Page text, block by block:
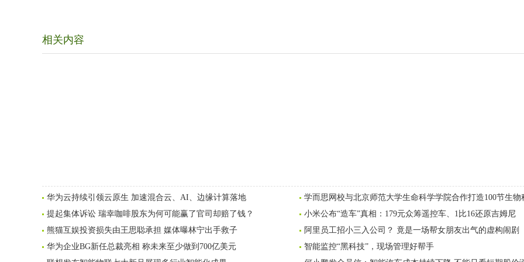
相关内容
华为云持续引领云原生 加速混合云、AI、边缘计算落地
学而思网校与北京师范大学生命科学学院合作打造100节生物
提起集体诉讼 瑞幸咖啡股东为何可能赢了官司却赔了钱？
小米公布“造车”真相：179元众筹遥控车、1比16还原吉姆尼
熊猫互娱投资损失由王思聪承担 媒体曝林宁出手救子
阿里员工招小三入公司？ 竟是一场帮女朋友出气的虚构闹剧
华为企业BG新任总裁亮相 称未来至少做到700亿美元
智能监控“黑科技”，现场管理好帮手